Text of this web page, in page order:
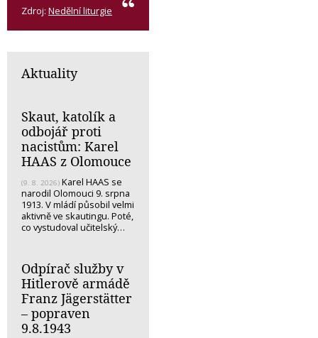
Zdroj: Nedělní liturgie
Aktuality
Skaut, katolík a
odbojář proti
nacistům: Karel
HAAS z Olomouce
(9. 8. 2026) Karel HAAS se
narodil Olomouci 9. srpna
1913. V mládí působil velmi
aktivně ve skautingu. Poté,
co vystudoval učitelský…
Odpírač služby v
Hitlerově armádě
Franz Jägerstätter
– popraven
9.8.1943